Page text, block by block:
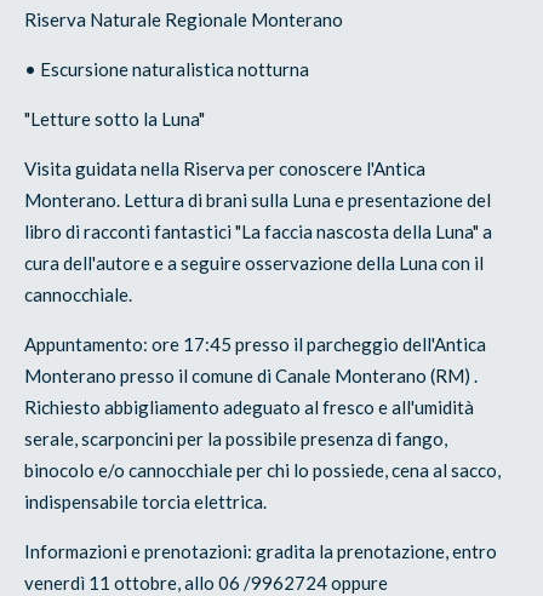
Riserva Naturale Regionale Monterano
• Escursione naturalistica notturna
"Letture sotto la Luna"
Visita guidata nella Riserva per conoscere l'Antica
Monterano. Lettura di brani sulla Luna e presentazione del
libro di racconti fantastici "La faccia nascosta della Luna" a
cura dell'autore e a seguire osservazione della Luna con il
cannocchiale.
Appuntamento: ore 17:45 presso il parcheggio dell'Antica
Monterano presso il comune di Canale Monterano (RM) .
Richiesto abbigliamento adeguato al fresco e all'umidità
serale, scarponcini per la possibile presenza di fango,
binocolo e/o cannocchiale per chi lo possiede, cena al sacco,
indispensabile torcia elettrica.
Informazioni e prenotazioni: gradita la prenotazione, entro
venerdì 11 ottobre, allo 06 /9962724 oppure